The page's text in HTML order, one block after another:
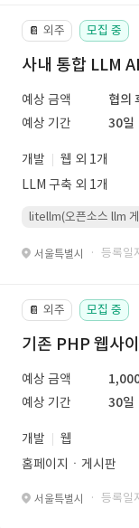
📔 외주 모집 중
사내 통합 LLM
예상 금액
협의
예상 기간
30일
개발
웹 외 1개
LLM 구축 외 1개
litellm(오픈소스 llm
서울특별시 · 등록일
📔 외주 모집 중
기존 PHP 웹사
예상 금액
예상 기간
30일
개발
웹
홈페이지ㆍ게시판
서울특별시 · 등록일